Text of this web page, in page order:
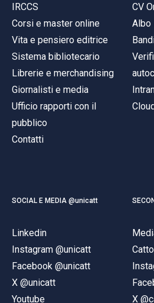
IRCCS
Corsi e master online
Vita e pensiero editrice
Sistema bibliotecario
Librerie e merchandising
Giornalisti e media
Ufficio rapporti con il
pubblico
Contatti
CV
Albo
SOCIAL E MEDIA @unicatt
Linkedin
Instagram @unicatt
Facebook @unicatt
X @unicatt
Youtube
X